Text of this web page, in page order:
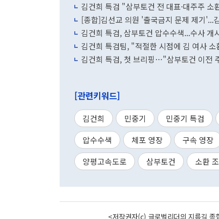
김건희 특검 "삼부토건 전 대표·대주주
[종합]김선교 의원 '출국금지 문제 제기
김건희 특검, 삼부토건 압수수색...수사 개
김건희 특검팀, "적절한 시점에 김 여사
김건희 특검, 첫 브리핑…"삼부토건 이전
[관련키워드]
김건희 민중기
민중기 특검
압수수색
체포 영장
구속 영장
양평고속도로
삼부토건 소환
<저작권자(c) 글로벌리더의 지름길